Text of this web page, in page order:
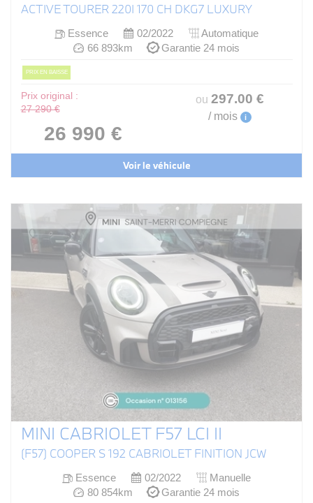
ACTIVE TOURER 220I 170 CH DKG7 LUXURY
Essence 02/2022
Automatique
66 893km
Garantie 24 mois
PRIX EN BAISSE
Prix original :
27 290 €
26 990 €
ou 297.00 €
/ mois i
Voir le véhicule
MINI CABRIOLET F57 LCI II
(F57) COOPER S 192 CABRIOLET FINITION JCW
Essence 02/2022
Manuelle
80 854km
Garantie 24 mois